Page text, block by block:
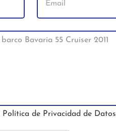
Política de Privacidad de Datos